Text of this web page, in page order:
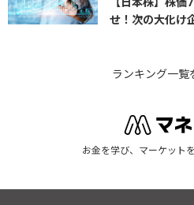
せ！次の大化け
ランキング一覧
お金を学び、マーケット